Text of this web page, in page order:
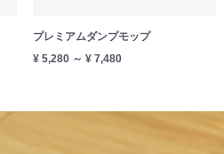
プレミアムダンプモップ
¥ 5,280 ～ ¥ 7,480